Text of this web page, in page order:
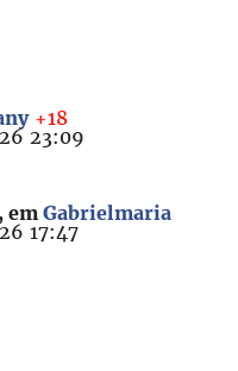
+18
23:09
, emGabrielmaria
17:47